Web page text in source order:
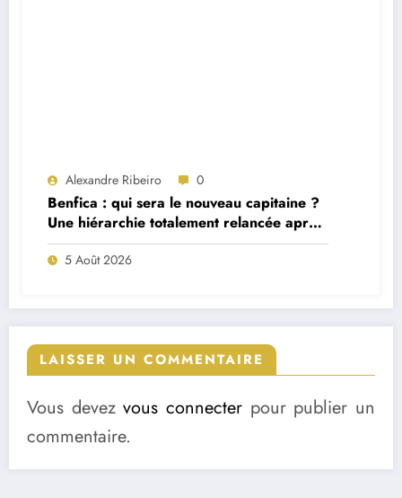
Alexandre Ribeiro 0
Benfica : qui sera le nouveau capitaine ?
Une hiérarchie totalement relancée après
deux départs majeurs
5 Août 2026
LAISSER UN COMMENTAIRE
Vous devezvous connecter pour publier un
commentaire.